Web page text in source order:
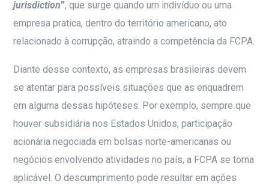
jurisdiction”, que surge quando um indivíduo ou uma
empresa pratica, dentro do território americano, ato
relacionado à corrupção, atraindo a competência da FCPA.
Diante desse contexto, as empresas brasileiras devem
se atentar para possíveis situações que as enquadrem
em alguma dessas hipóteses. Por exemplo, sempre que
houver subsidiária nos Estados Unidos, participação
acionária negociada em bolsas norte-americanas ou
negócios envolvendo atividades no país, a FCPA se torna
aplicável. O descumprimento pode resultar em ações